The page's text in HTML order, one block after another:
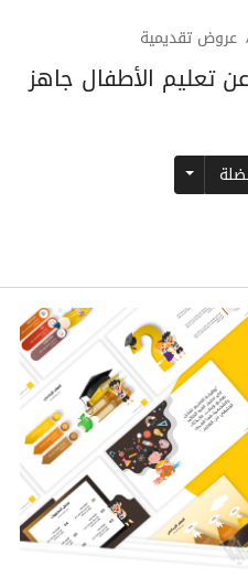
عروض تقديمية
تعليم الأطفال جاهز
Toggle Dropdown